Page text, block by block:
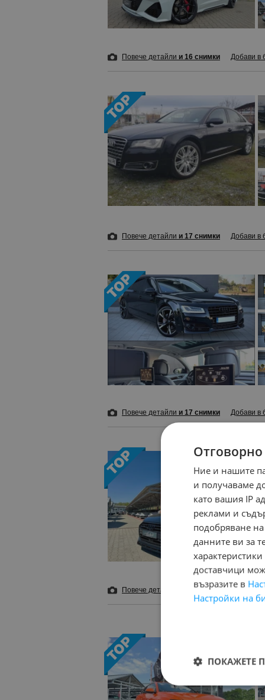
Повече детайли и 16 снимки Добави в
Повече детайли и 17 снимки Добави в
Повече детайли и 17 снимки Добави в
Повече детайли и 17 снимки Добави в
Ние и нашите
и получаваме
като вашия IP
реклами и
подобряване на
данните ви за
доставчици
възразите в
Настройки на
ПОКАЖЕТЕ